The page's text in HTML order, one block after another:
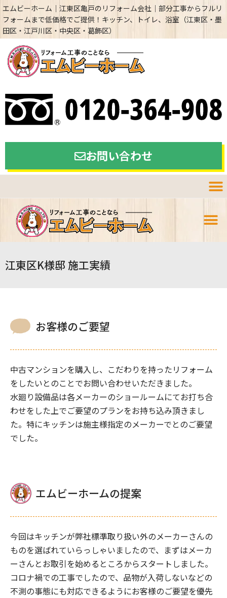
エムビーホーム｜江東区亀戸のリフォーム会社｜部分工事からフルリ
フォームまで低価格でご提供！キッチン、トイレ、浴室（江東区・墨
田区・江戸川区・中央区・葛飾区）
お問い合わせ
江東区K様邸 施工実績
お客様のご要望
中古マンションを購入し、こだわりを持ったリフォーム
をしたいとのことでお問い合わせいただきました。
水廻り設備品は各メーカーのショールームにてお打ち合
わせをした上でご要望のプランをお持ち込み頂きまし
た。特にキッチンは施主様指定のメーカーでとのご要望
でした。
エムビーホームの提案
今回はキッチンが弊社標準取り扱い外のメーカーさんの
ものを選ばれていらっしゃいましたので、まずはメーカ
ーさんとお取引を始めるところからスタートしました。
コロナ禍での工事でしたので、品物が入荷しないなどの
不測の事態にも対応できるようにお客様のご要望を優先